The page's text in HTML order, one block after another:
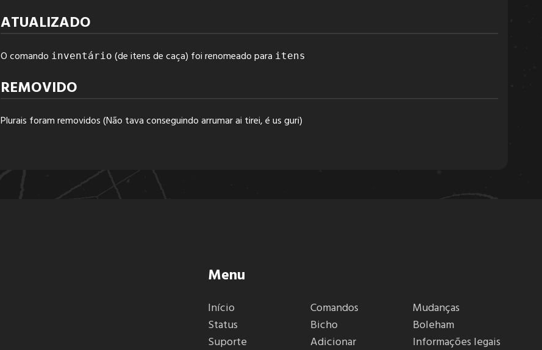
ATUALIZADO
O comando inventário (de itens de caça) foi renomeado para itens
REMOVIDO
Plurais foram removidos (Não tava conseguindo arrumar ai tirei, é us guri)
Menu
Início Comandos
Mudanças
Status
Bicho
Boleham
Suporte
Adicionar Informações legais